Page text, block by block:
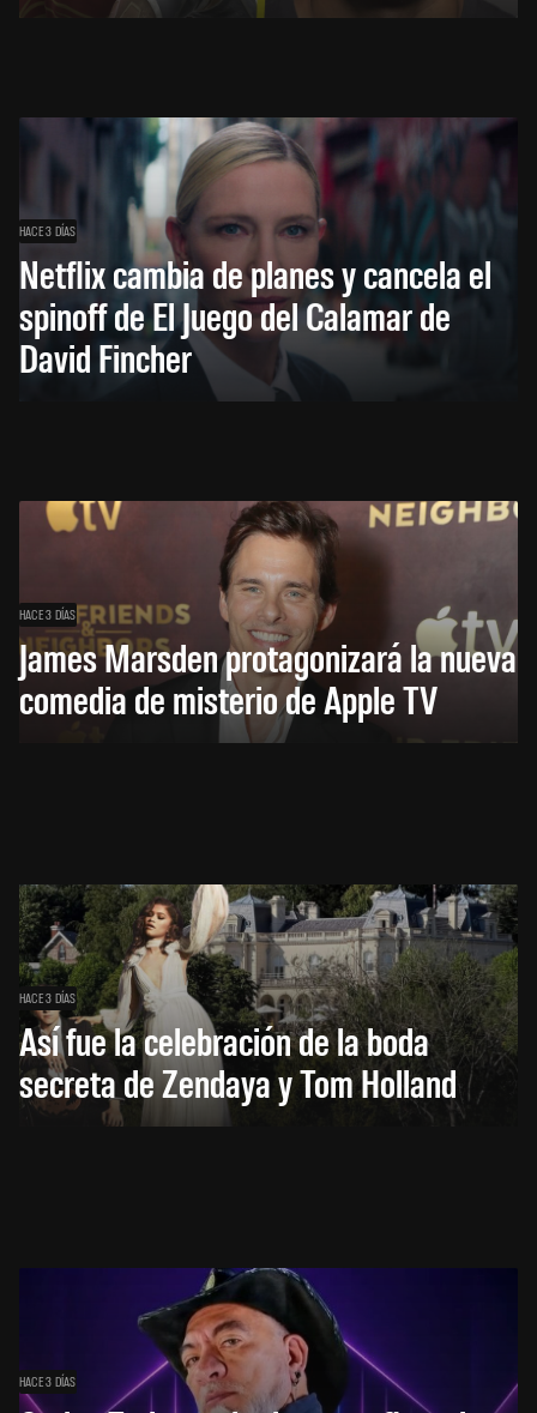
HACE 3 DÍAS
Netflix cambia de planes y cancela el
spinoff de El Juego del Calamar de
David Fincher
HACE 3 DÍAS
James Marsden protagonizará la nueva
comedia de misterio de Apple TV
HACE 3 DÍAS
Así fue la celebración de la boda
secreta de Zendaya y Tom Holland
HACE 3 DÍAS